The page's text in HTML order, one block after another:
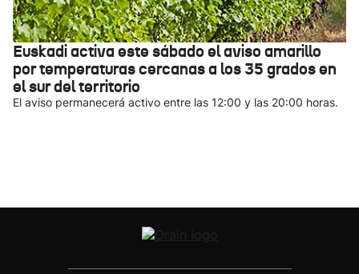
Euskadi activa este sábado el aviso amarillo
por temperaturas cercanas a los 35 grados en
el sur del territorio
El aviso permanecerá activo entre las 12:00 y las 20:00 horas.